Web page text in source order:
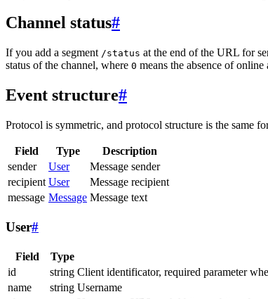
Channel status#
If you add a segment /status at the end of the URL for
status of the channel, where 0 means the absence of online
Event structure#
Protocol is symmetric, and protocol structure is the same
Field Type
Description
sender
User
Message sender
recipient User
Message recipient
message Message Message text
User#
Field Type
id
string Client identificator, required parameter
name
string Username